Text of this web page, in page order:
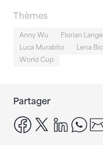
Thèmes
Anny Wu Florian
Luca Murabito
Lena
World Cup
Partager
facebook
x linkedin